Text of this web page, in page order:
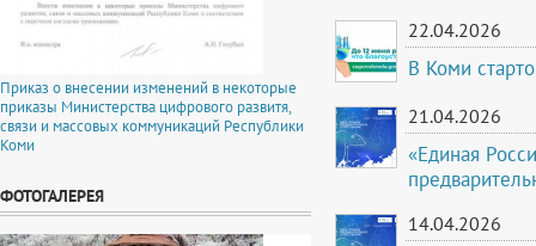
Приказ о внесении изменений в некоторые
приказы Министерства цифрового развитя,
связи и массовых коммуникаций Республики
Коми
ФОТОГАЛЕРЕЯ
22.04.2026
В Коми
21.04.2026
«Единая
14.04.2026